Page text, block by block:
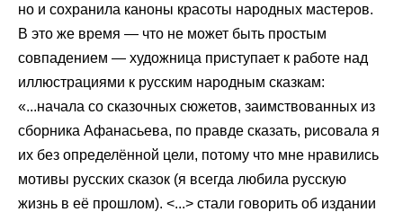
но и сохранила каноны красоты народных мастеров.
В это же время — что не может быть простым
совпадением — художница приступает к работе над
иллюстрациями к русским народным сказкам:
«...начала со сказочных сюжетов, заимствованных из
сборника Афанасьева, по правде сказать, рисовала я
их без определённой цели, потому что мне нравились
мотивы русских сказок (я всегда любила русскую
жизнь в её прошлом). <...> стали говорить об издании